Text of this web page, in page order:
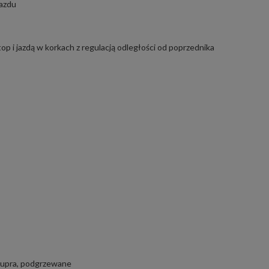
i jazdą w korkach z regulacją odległości od poprzednika
podgrzewane